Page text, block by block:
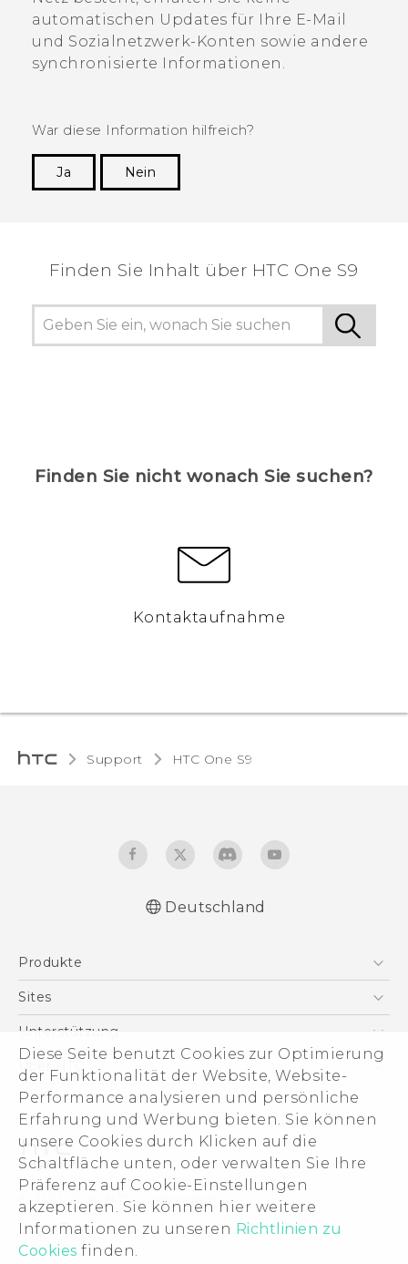
Diese Seite benutzt Cookies zur Optimierung
der Funktionalität der Website, Website-
Performance analysieren und persönliche
Erfahrung und Werbung bieten. Sie können
unsere Cookies durch Klicken auf die
Schaltfläche unten, oder verwalten Sie Ihre
Präferenz auf Cookie-Einstellungen
akzeptieren. Sie können hier weitere
Informationen zu unseren Richtlinien zu
Cookies finden.
automatischen Updates für Ihre E-Mail
und Sozialnetzwerk-Konten sowie andere
synchronisierte Informationen.
War diese Information hilfreich?
Ja
Nein
Finden Sie Inhalt über‎ HTC One S9
Finden Sie nicht wonach Sie suchen?
Kontaktaufnahme
Support HTC One S9‎
English - User manual
Deutschland
Produkte
Smartphones
VIVE
Zubehör
Sites
HTC Dev
HTC Vive
Unterstützung
Unterstützung
eCommerce Support
Über HTC
ESG
Impressum
Investor
Cookie Preferences
Offene Stellen
Security and Privacy Whitepaper
© 2011-2026 HTC Corporation
Legal Terms